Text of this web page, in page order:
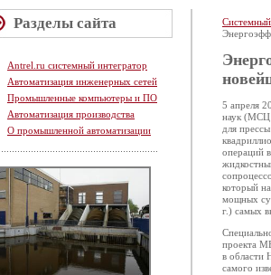
Разделы сайта
Antrel.ru системный интегратор
Автоматизация инженерных сетей
Промышленные компьютеры и ПО
Автоматизация производства
О промышленной автоматизации
5 апреля
наук (МСЦ
для
операций
который
мощных
г.) самых
проекта
в области
самого